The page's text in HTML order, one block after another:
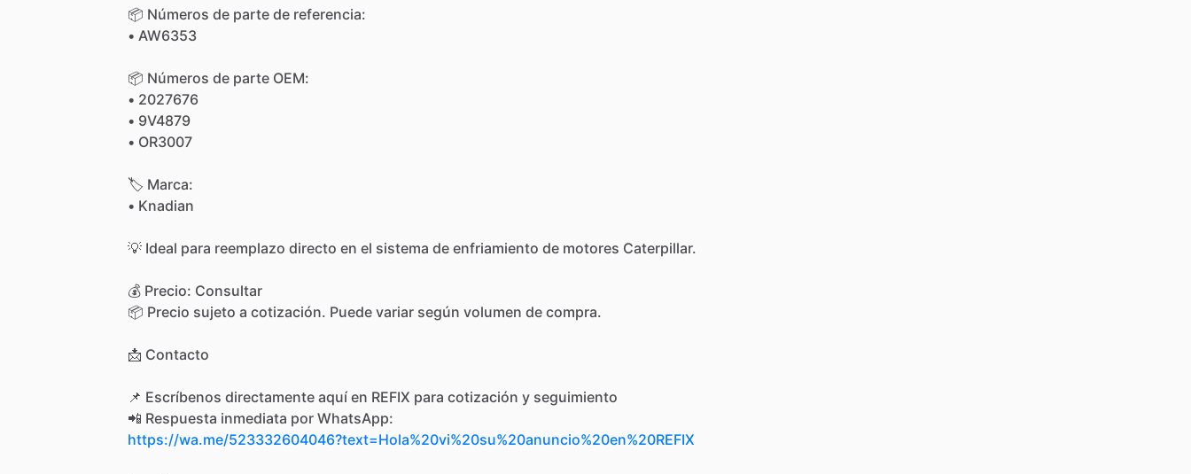
📦 Números de parte de referencia:
• AW6353
📦 Números de parte OEM:
• 2027676
• 9V4879
• OR3007
🏷 Marca:
• Knadian
💡 Ideal para reemplazo directo en el sistema de enfriamiento de motores Caterpillar.
💰 Precio: Consultar
📦 Precio sujeto a cotización. Puede variar según volumen de compra.
📩 Contacto
📌 Escríbenos directamente aquí en REFIX para cotización y seguimiento
📲 Respuesta inmediata por WhatsApp:
https://wa.me/523332604046?text=Hola%20vi%20su%20anuncio%20en%20REFIX